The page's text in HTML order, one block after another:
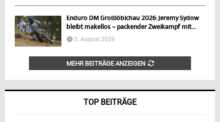
Enduro DM Großlöbichau 2026: Jeremy Sydow
bleibt makellos – packender Zweikampf mit...
3. August 2026
MEHR BEITRÄGE ANZEIGEN
TOP BEITRÄGE